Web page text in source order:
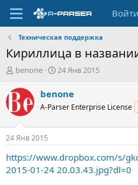
Войти
Техническая поддержка
Кириллица в
А
т
о
р
т
е
м
ы
benone
Д
т
н
а
л
а
24 Янв 2015
benone
A-Parser Enterprise License
24 Янв 2015
https://www.dropbox.com/s/
2015-01-24 20.03.43.jpg?dl=0